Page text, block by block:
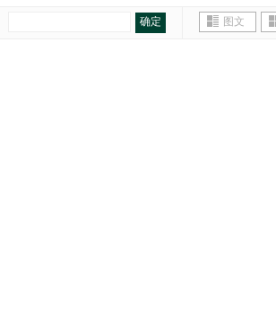
确定 图文